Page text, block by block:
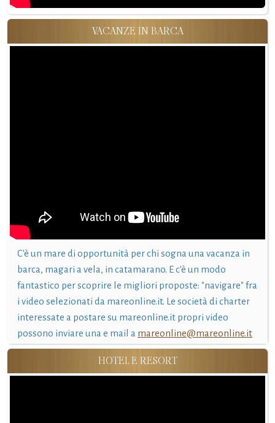
VACANZE IN BARCA
C'è un mare di opportunità per chi sogna una vacanza in
barca, magari a vela, in catamarano. E c'è un modo
fantastico per scoprire le migliori proposte: "navigare" fra
i video selezionati da mareonline.it. Le società di charter
interessate a postare su mareonline.it propri video
possono inviare una e mail a mareonline@mareonline.it
HOTEL E RESORT